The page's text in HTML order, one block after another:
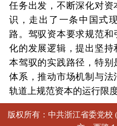
任务出发，不断深化对
识，走出了一条中国式
路。驾驭资本要求规范
化的发展逻辑，提出坚
本驾驭的实践路径，特
体系，推动市场机制与
轨道上规范资本的运行限
版权所有：中共浙江省委党校